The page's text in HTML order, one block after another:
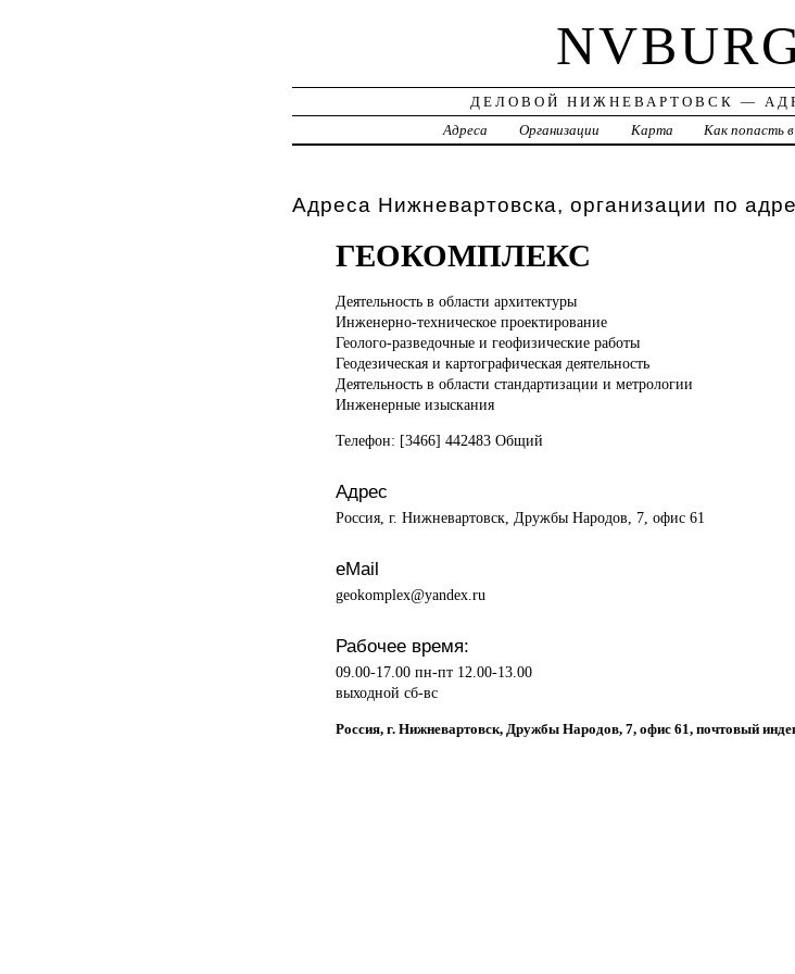
ДЕЛОВОЙ НИЖНЕВАРТОВСК —
Адреса
Организации Карта Как попасть
Адреса Нижневартовска, организации по
ГЕОКОМПЛЕКС
Деятельность в области архитектуры
Инженерно-техническое проектирование
Геолого-разведочные и геофизические работы
Геодезическая и картографическая деятельность
Деятельность в области стандартизации и метрологии
Инженерные изыскания
Телефон: [3466] 442483 Общий
Адрес
Россия, г. Нижневартовск, Дружбы Народов, 7, офис 61
eMail
geokomplex@yandex.ru
Рабочее время:
09.00-17.00 пн-пт 12.00-13.00
выходной сб-вс
Россия, г. Нижневартовск, Дружбы Народов, 7, офис 61, почтовый